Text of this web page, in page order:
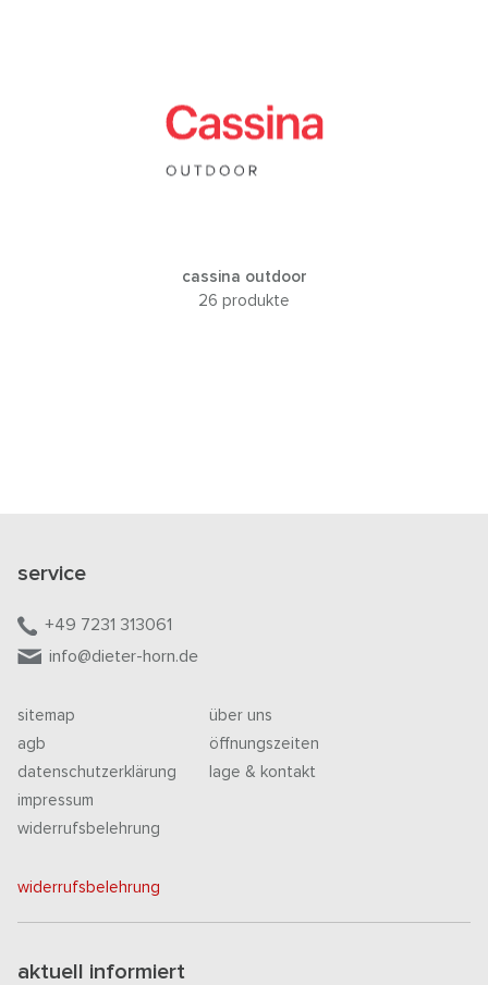
cassina outdoor
26 produkte
service
+49 7231 313061
info@dieter-horn.de
sitemap
agb
datenschutzerklärung
impressum
widerrufsbelehrung
über uns
öffnungszeiten
lage & kontakt
widerrufsbelehrung
aktuell informiert